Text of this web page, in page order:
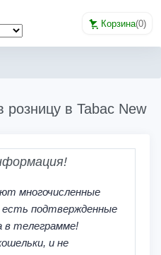
Корзина(0)
розницу в Tabac New
многочисленные
есть подтвержденные
в телеграмме!
и не